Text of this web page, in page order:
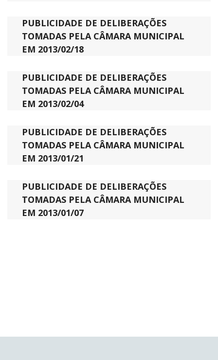
PUBLICIDADE DE DELIBERAÇÕES
TOMADAS PELA CÂMARA MUNICIPAL
EM 2013/02/18
PUBLICIDADE DE DELIBERAÇÕES
TOMADAS PELA CÂMARA MUNICIPAL
EM 2013/02/04
PUBLICIDADE DE DELIBERAÇÕES
TOMADAS PELA CÂMARA MUNICIPAL
EM 2013/01/21
PUBLICIDADE DE DELIBERAÇÕES
TOMADAS PELA CÂMARA MUNICIPAL
EM 2013/01/07